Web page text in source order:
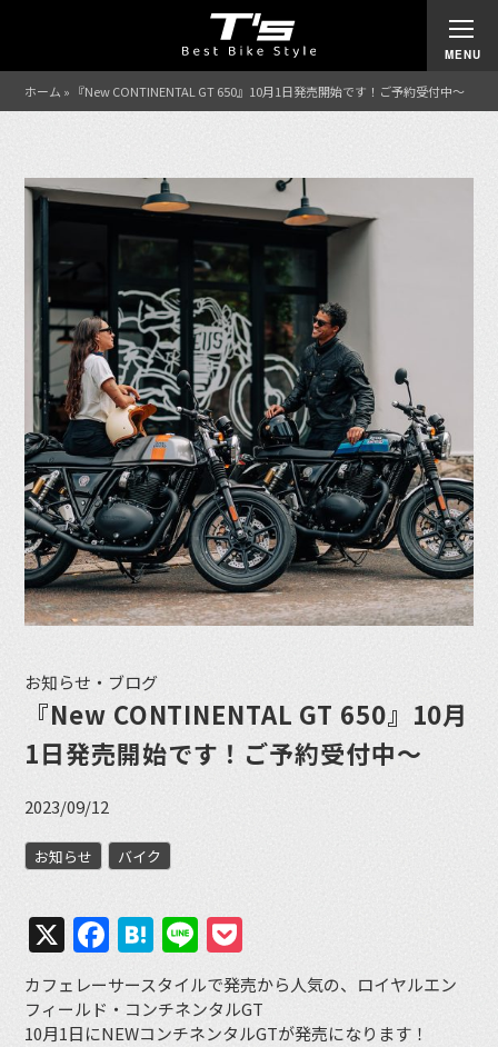
ホーム » 『New CONTINENTAL GT 650』10月1日発売開始です！ご予約受付中〜
お知らせ・ブログ
『New CONTINENTAL GT 650』10月
1日発売開始です！ご予約受付中〜
2023/09/12
お知らせ バイク
X Facebook
Hatena
Line
カフェレーサースタイルで発売から人気の、ロイヤルエン
フィールド・コンチネンタルGT
10月1日にNEWコンチネンタルGTが発売になります！